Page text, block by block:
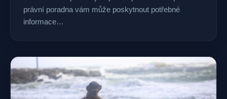
právní poradna vám může poskytnout potřebné
informace…